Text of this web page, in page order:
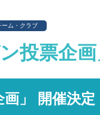
ーム・クラブ
投票企画
」 開催決定